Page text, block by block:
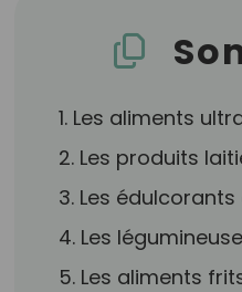
1. Les aliments
2. Les produits
3. Les
4. Les
5. Les aliments